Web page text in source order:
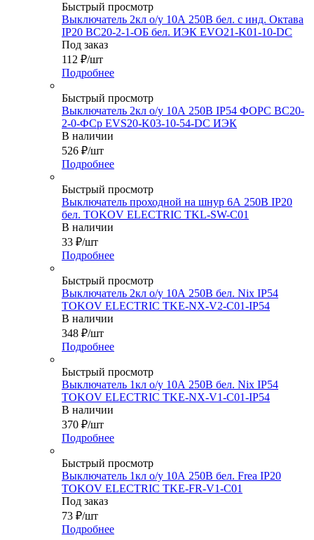
Быстрый просмотр
Выключатель 2кл о/у 10А 250В бел. с инд. Октава
IP20 ВС20-2-1-ОБ бел. ИЭК EVO21-K01-10-DC
Под заказ
112 ₽/шт
Подробнее
Быстрый просмотр
Выключатель 2кл о/у 10А 250В IP54 ФОРС ВС20-
2-0-ФСр EVS20-K03-10-54-DC ИЭК
В наличии
526 ₽/шт
Подробнее
Быстрый просмотр
Выключатель проходной на шнур 6А 250В IP20
бел. TOKOV ELECTRIC TKL-SW-C01
В наличии
33 ₽/шт
Подробнее
Быстрый просмотр
Выключатель 2кл о/у 10А 250В бел. Nix IP54
TOKOV ELECTRIC TKE-NX-V2-C01-IP54
В наличии
348 ₽/шт
Подробнее
Быстрый просмотр
Выключатель 1кл о/у 10А 250В бел. Nix IP54
TOKOV ELECTRIC TKE-NX-V1-C01-IP54
В наличии
370 ₽/шт
Подробнее
Быстрый просмотр
Выключатель 1кл о/у 10А 250В бел. Frea IP20
TOKOV ELECTRIC TKE-FR-V1-C01
Под заказ
73 ₽/шт
Подробнее